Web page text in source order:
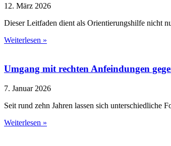
12. März 2026
Dieser Leitfaden dient als Orientierungshilfe nicht
Weiterlesen »
Umgang mit rechten Anfeindungen
7. Januar 2026
Seit rund zehn Jahren lassen sich unterschiedliche
Weiterlesen »